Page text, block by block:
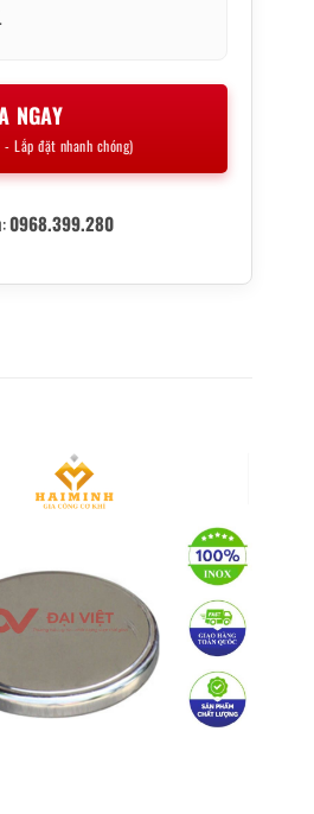
NGAY
Lắp đặt nhanh chóng)
0968.399.280